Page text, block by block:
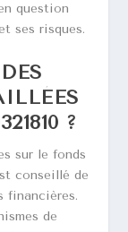
question
ses risques.
?
sur le fonds
conseillé de
financières.
de